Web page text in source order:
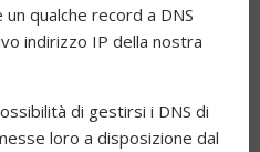
qualche record a DNS
indirizzo IP della nostra
di gestirsi i DNS di
loro a disposizione dal